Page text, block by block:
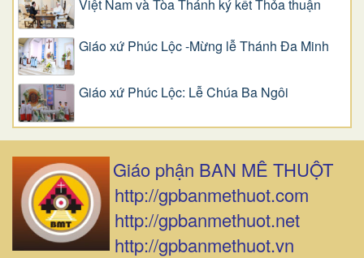
Việt Nam và Tòa Thánh ký kết Thỏa thuận
Giáo xứ Phúc Lộc -Mừng lễ Thánh Đa Minh
Giáo xứ Phúc Lộc: Lễ Chúa Ba Ngôi
Giáo phận BAN MÊ THUỘT
http://gpbanmethuot.com
http://gpbanmethuot.net
http://gpbanmethuot.vn